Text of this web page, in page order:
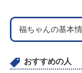
福ちゃんの基本
おすすめの人